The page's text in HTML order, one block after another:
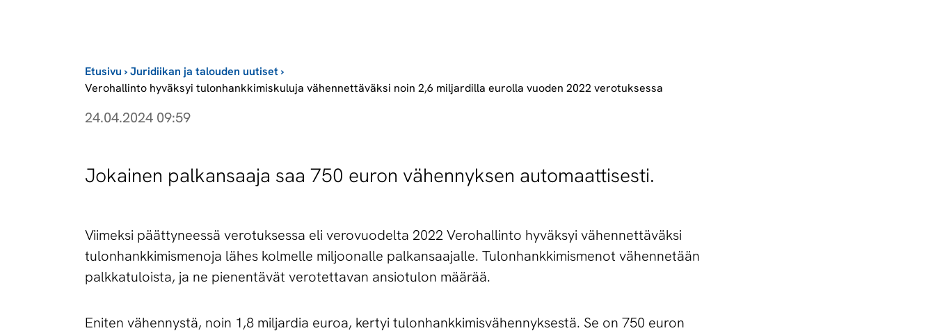
Etusivu ›Juridiikan ja talouden uutiset›
Verohallinto hyväksyi tulonhankkimiskuluja vähennettäväksi noin 2,6 miljardilla eurolla vuoden 2022 verotuksessa
24.04.2024 09:59
Jokainen palkansaaja saa 750 euron vähennyksen automaattisesti.
Viimeksi päättyneessä verotuksessa eli verovuodelta 2022 Verohallinto hyväksyi vähennettäväksi
tulonhankkimismenoja lähes kolmelle miljoonalle palkansaajalle. Tulonhankkimismenot vähennetään
palkkatuloista, ja ne pienentävät verotettavan ansiotulon määrää.
Eniten vähennystä, noin 1,8 miljardia euroa, kertyi tulonhankkimisvähennyksestä. Se on 750 euron